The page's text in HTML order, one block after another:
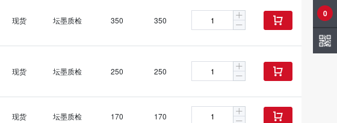
现货 坛墨质检 350 350 
现货 坛墨质检 250 250 
现货 坛墨质检 170 170 
0